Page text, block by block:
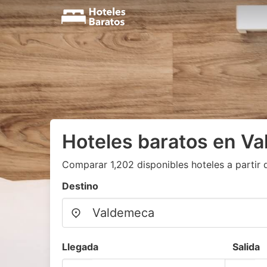
Hoteles baratos en
Comparar 1,202 disponibles hoteles a partir
Destino
Llegada Salida